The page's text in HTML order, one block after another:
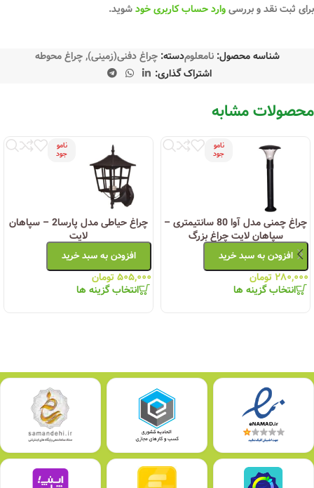
برای ثبت نقد و بررسیوارد حساب کاربری خودشوید.
شناسه محصول:نامعلومدسته: چراغ دفنی(زمینی), چراغ محوطه
اشتراک گذاری:
محصولات مشابه
نامو
جود
چراغ چمنی مدل آوا 80 سانتیمتری –
سپاهان لایت چراغ بزرگ
افزودن به سبد خرید
۲۸۰,۰۰۰ تومان
انتخاب گزینه ها
نامو
جود
چراغ حیاطی مدل پارسا2 – سپاهان
لایت
افزودن به سبد خرید
۵۰۵,۰۰۰تومان
انتخاب گزینه ها